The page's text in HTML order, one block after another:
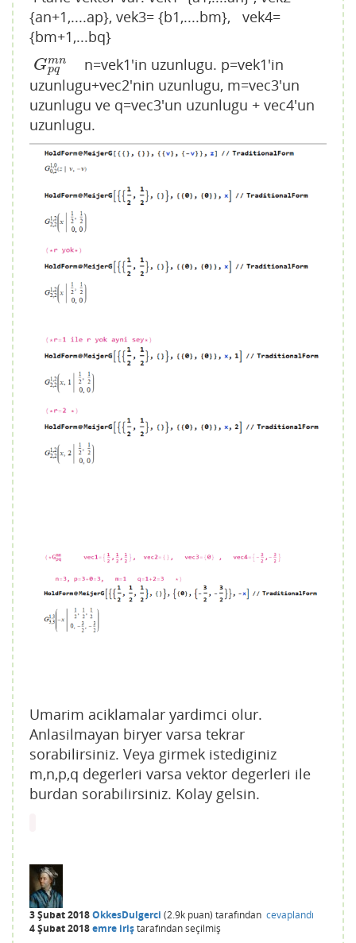
{an+1,....ap}, vek3= {b1,....bm}, vek4=
{bm+1,...bq}
Gmn
pq
Gpqm
n=vek1'in uzunlugu. p=vek1'in
uzunlugu+vec2'nin uzunlugu, m=vec3'un
uzunlugu ve q=vec3'un uzunlugu + vec4'un
uzunlugu.
Umarim aciklamalar yardimci olur.
Anlasilmayan biryer varsa tekrar
sorabilirsiniz. Veya girmek istediginiz
m,n,p,q degerleri varsa vektor degerleri ile
burdan sorabilirsiniz. Kolay gelsin.
3 Şubat 2018OkkesDulgerci (2.9k puan) tarafından cevaplandı
4 Şubat 2018emre iriştarafındanseçilmiş